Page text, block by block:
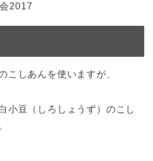
2017
こしあんを使いますが、
小豆（しろしょうず）のこし